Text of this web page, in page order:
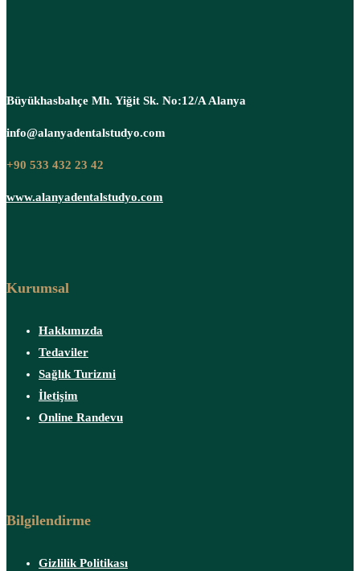
Büyükhasbahçe Mh. Yiğit Sk. No:12/A Alanya
info@alanyadentalstudyo.com
+90 533 432 23 42
www.alanyadentalstudyo.com
Kurumsal
Hakkımızda
Tedaviler
Sağlık Turizmi
İletişim
Online Randevu
Bilgilendirme
Gizlilik Politikası